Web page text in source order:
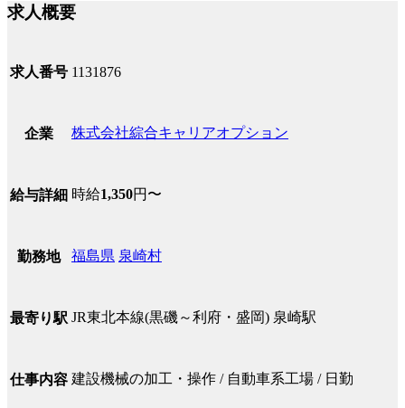
求人概要
求人番号 1131876
企業 株式会社綜合キャリアオプション
給与詳細 時給1,350円〜
勤務地 福島県 泉崎村
最寄り駅 JR東北本線(黒磯～利府・盛岡) 泉崎駅
仕事内容 建設機械の加工・操作 / 自動車系工場 / 日勤